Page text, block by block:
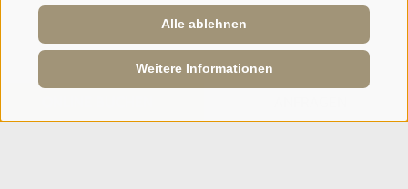
Alle ablehnen
Weitere Informationen